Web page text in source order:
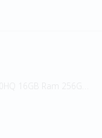
256GB SSD/1TB HDD